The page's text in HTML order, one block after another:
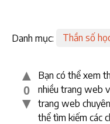
Danh mục: Thần số
▲
0
▼
Bạn có thể xem
nhiều trang web
trang web
thể tìm kiếm các